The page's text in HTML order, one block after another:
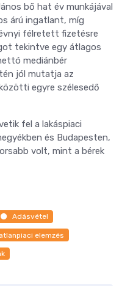
bő hat év munkájával
árú ingatlant, míg
félretett fizetésre
tekintve egy átlagos
mediánbér
jól mutatja az
egyre szélesedő
fel a lakáspiaci
és Budapesten,
volt, mint a bérek
Adásvétel
elemzés